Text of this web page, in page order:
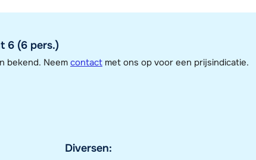
6 (6 pers.)
bekend. Neem contact met ons op voor een prijsindicatie.
Diversen: